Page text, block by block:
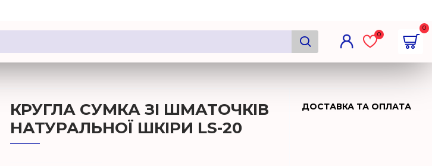
0
0
КРУГЛА СУМКА ЗІ ШМАТОЧКІВ
НАТУРАЛЬНОЇ ШКІРИ LS-20
ДОСТАВКА ТА ОПЛАТА